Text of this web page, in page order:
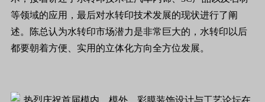
等领域的应用，最后对水转印技术发展的现状进行了阐
述。陈总认为水转印市场潜力是非常巨大的，水转印以后
都要朝着方便、实用的立体化方向全方位发展。